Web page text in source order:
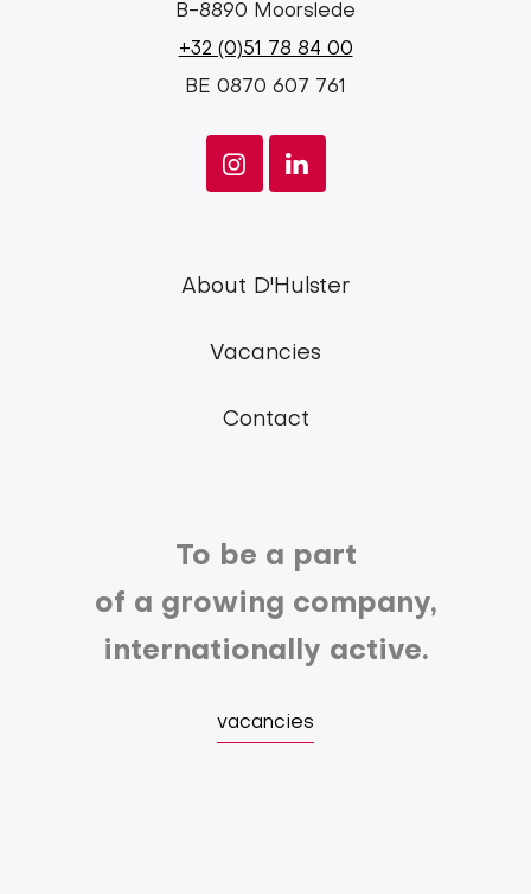
B-8890 Moorslede
+32 (0)51 78 84 00
BE 0870 607 761
d'Hulster
menu
About D'Hulster
Vacancies
Contact
To be a part
of a growing company,
internationally active.
vacancies